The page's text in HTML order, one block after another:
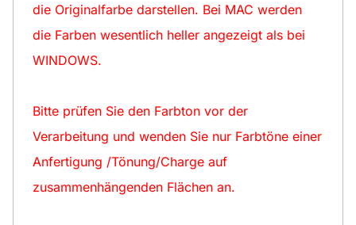
die Originalfarbe darstellen. Bei MAC werden
die Farben wesentlich heller angezeigt als bei
WINDOWS.
Bitte prüfen Sie den Farbton vor der
Verarbeitung und wenden Sie nur Farbtöne einer
Anfertigung /Tönung/Charge auf
zusammenhängenden Flächen an.